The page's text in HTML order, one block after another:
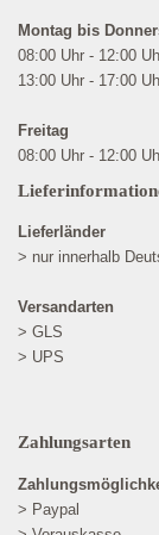
Montag bis
08:00 Uhr - 12:00
13:00 Uhr - 17:00
Freitag
08:00 Uhr - 12:00
Lieferländer
> nur innerhalb
Versandarten
> GLS
> UPS
Zahlungsarten
> Paypal